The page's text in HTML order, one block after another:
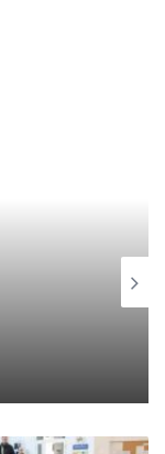
para hacer